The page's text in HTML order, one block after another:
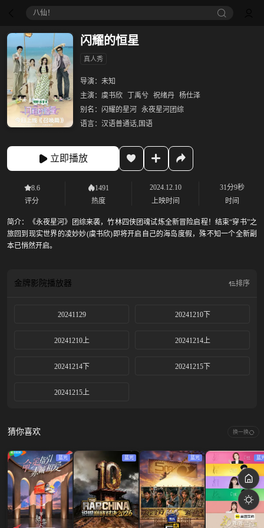
八仙！
闪耀的恒星
真人秀
导演： 未知
主演： 虞书欣 丁禹兮 祝绪丹 杨仕泽
别名： 闪耀的星河
永夜星河团综
语言： 汉语普通话,国语
立即播放
8.6
评分
1491
热度
2024.12.10
上映时间
31分9秒
时间
简介：
《永夜星河》团综来袭，竹林四侠团魂试炼全新冒险启程！结束“穿书”之
旅回到现实世界的凌妙妙(虞书欣)即将开启自己的海岛度假，殊不知一个全新副
本已悄然开启。
金牌影院播放器 排序
20241129 20241210下
20241210上 20241214上
20241214下 20241215下
20241215上
猜你喜欢 换一换
蓝光 蓝光 蓝光 蓝